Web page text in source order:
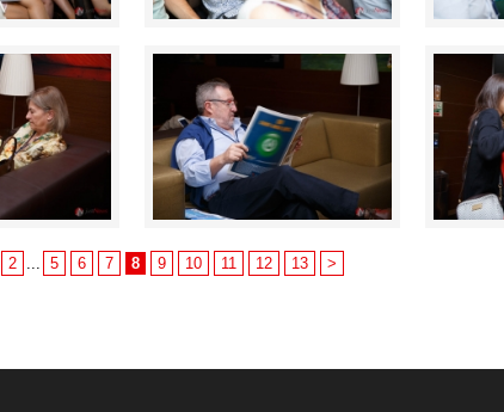
2 ... 5 6 7 8 9 10 11 12 13 >